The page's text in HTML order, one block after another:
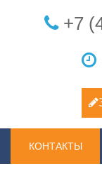
+7
КОНТАКТЫ